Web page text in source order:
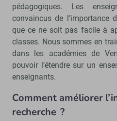
pédagogiques. Les
convaincus de l’importance
que ce ne soit pas facile à
classes. Nous sommes en
dans les académies de
pouvoir l’étendre sur un
enseignants.
Comment améliorer
recherche ?